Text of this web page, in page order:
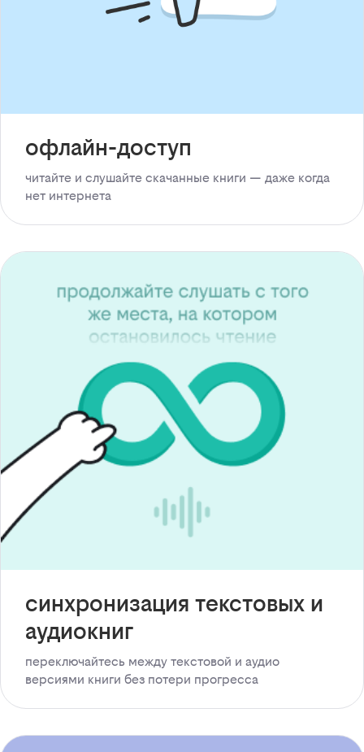
офлайн-доступ
читайте и слушайте скачанные книги — даже когда
нет интернета
синхронизация текстовых и
аудиокниг
переключайтесь между текстовой и аудио
версиями книги без потери прогресса